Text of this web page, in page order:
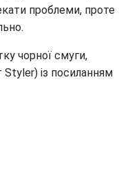
проблеми, проте
чорної смуги,
із посиланням